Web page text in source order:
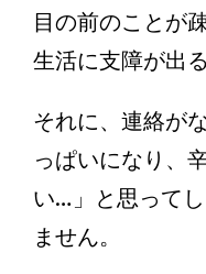
目の前のことが
生活に支障が出
それに、連絡が
っぱいになり、
い…」と思って
ません。